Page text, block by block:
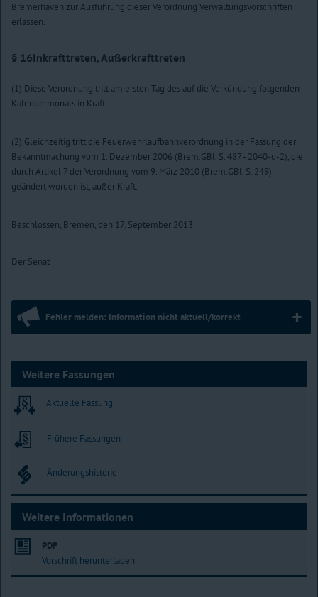
Bremerhaven zur Ausführung dieser Verordnung Verwaltungsvorschriften
erlassen.
§ 16Inkrafttreten, Außerkrafttreten
(1) Diese Verordnung tritt am ersten Tag des auf die Verkündung folgenden
Kalendermonats in Kraft.
(2) Gleichzeitig tritt die Feuerwehrlaufbahnverordnung in der Fassung der
Bekanntmachung vom 1. Dezember 2006 (Brem.GBl. S. 487 - 2040-d-2), die
durch Artikel 7 der Verordnung vom 9. März 2010 (Brem.GBl. S. 249)
geändert worden ist, außer Kraft.
Beschlossen, Bremen, den 17. September 2013
Der Senat
Fehler melden: Information nicht aktuell/korrekt
Weitere Fassungen
Aktuelle Fassung
Frühere Fassungen
Änderungshistorie
Weitere Informationen
PDF
Vorschrift herunterladen